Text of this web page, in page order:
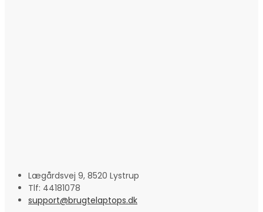
Lægårdsvej 9, 8520 Lystrup
Tlf: 44181078
support@brugtelaptops.dk